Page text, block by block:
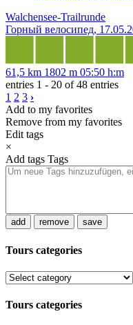
Walchensee-Trailrunde
Горный велосипед,
61,5 km 1802 m 05:50 h:m
entries 1 - 20 of 48 entries
1 2 3 ›
Add to my favorites
Remove from my favorites
Edit tags
×
Add tags Tags
add remove save
Tours categories
Tours categories